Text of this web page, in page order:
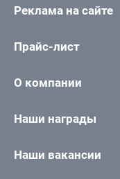
Реклама на сайте
Прайс-лист
О компании
Наши награды
Наши вакансии